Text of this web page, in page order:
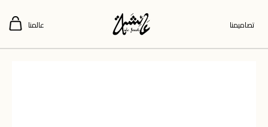
تصاميمنا عالمنا